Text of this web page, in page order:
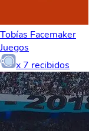
Tobías Facemaker
Juegos
x 7 recibidos